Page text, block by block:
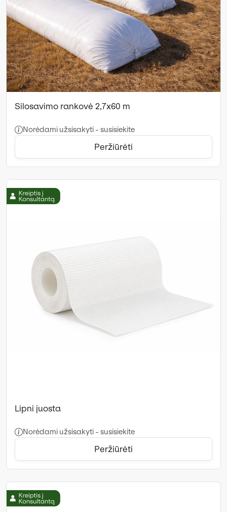
Silosavimo rankovė 2,7x60 m
Norėdami užsisakyti - susisiekite
Peržiūrėti
Lipni juosta
Norėdami užsisakyti - susisiekite
Peržiūrėti